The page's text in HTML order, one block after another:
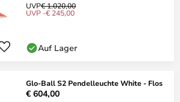
UVP€ 1.020,00
UVP -€ 245,00
Auf Lager
Glo-Ball S2 Pendelleuchte White - Flos
€ 604,00